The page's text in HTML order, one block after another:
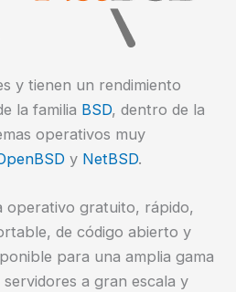
y tienen un rendimiento
la familia BSD, dentro de la
operativos muy
y NetBSD.
operativo gratuito, rápido,
de código abierto y
para una amplia gama
a gran escala y